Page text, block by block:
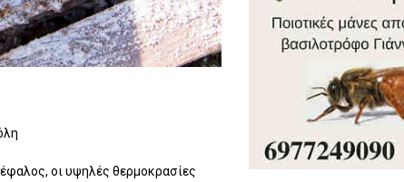
οι υψηλές θερμοκρασίες